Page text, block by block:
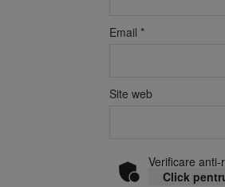
Email *
Site web
Verificare anti-
Click